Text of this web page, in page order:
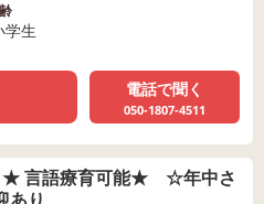
学生
電話で聞く
050-1807-4511
★ 言語療育可能★ ☆年中さ